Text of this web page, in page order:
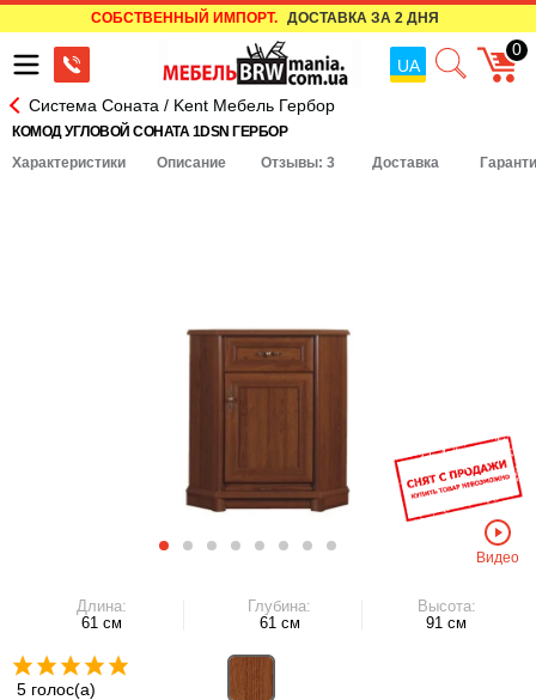
СОБСТВЕННЫЙ ИМПОРТ. ДОСТАВКА ЗА 2 ДНЯ
UA
0
Система Соната / Kent Мебель Гербор
КОМОД УГЛОВОЙ СОНАТА 1DSN ГЕРБОР
Характеристики
Описание Отзывы: 3 Доставка
Видео
Длина:
61 см
Глубина:
61 см
Высота:
91 см
5 голос(а)